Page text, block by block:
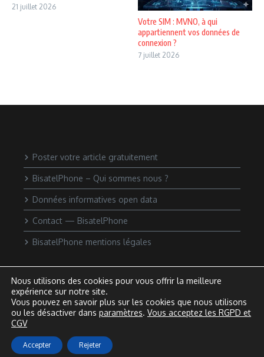
21 juillet 2026
Votre SIM : MVNO, à qui
appartiennent vos données de
connexion ?
7 juillet 2026
Poster votre article gratuitement
BisatelPhone – Qui sommes nous ?
Données informatives open data
Contact — BisatelPhone
BisatelPhone mentions légales
Nous utilisons des cookies pour vous offrir la meilleure
expérience sur notre site.
Vous pouvez en savoir plus sur les cookies que nous utilisons
ou les désactiver dans paramètres. Vous acceptez les RGPD et
CGV
Accepter Rejeter